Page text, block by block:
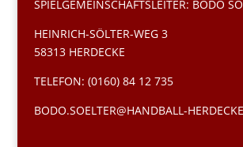
SPIELGEMEINSCHAFTSLEITER: BODO
HEINRICH-SÖLTER-WEG 3
58313 HERDECKE
TELEFON: (0160) 84 12 735
BODO.SOELTER@HANDBALL-